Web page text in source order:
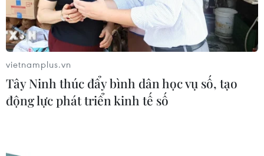
vietnamplus.vn
Tây Ninh thúc đẩy bình dân học vụ số, tạo
động lực phát triển kinh tế số